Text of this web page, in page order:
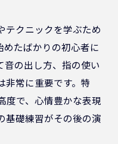
テクニックを学ぶため
めたばかりの初心者に
音の出し方、指の使い
非常に重要です。特
度で、心情豊かな表現
基礎練習がその後の演